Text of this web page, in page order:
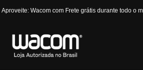
Aproveite: Wacom com Frete grátis durante todo o